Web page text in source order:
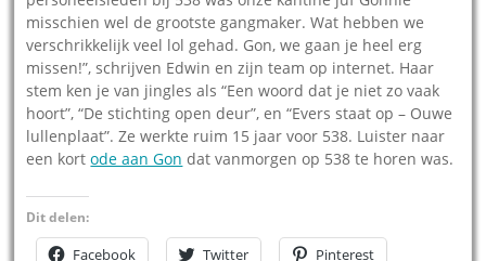
misschien wel de grootste gangmaker. Wat hebben we
verschrikkelijk veel lol gehad. Gon, we gaan je heel erg
missen!”, schrijven Edwin en zijn team op internet. Haar
stem ken je van jingles als “Een woord dat je niet zo vaak
hoort”, “De stichting open deur”, en “Evers staat op – Ouwe
lullenplaat”. Ze werkte ruim 15 jaar voor 538. Luister naar
een kortode aan Gon dat vanmorgen op 538 te horen was.
Dit delen:
Facebook Twitter Pinterest